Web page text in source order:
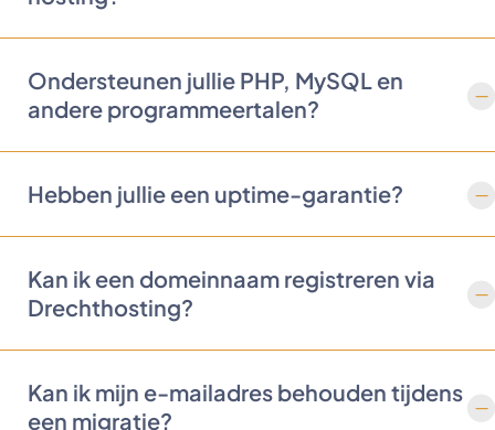
Ondersteunen jullie PHP, MySQL en
andere programmeertalen?
Hebben jullie een uptime-garantie?
Kan ik een domeinnaam registreren via
Drechthosting?
Kan ik mijn e-mailadres behouden tijdens
een migratie?